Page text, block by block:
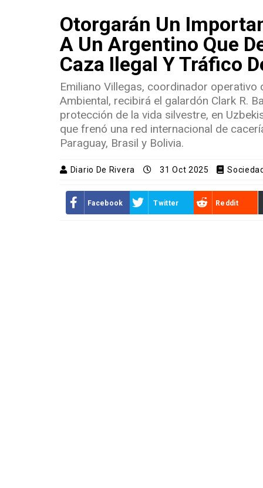
Otorgarán Un
A Un Argentino Que
Caza Ilegal Y Tráfico
Emiliano Villegas, coordinador
Ambiental, recibirá el galardón Clark R.
protección de la vida silvestre, en
que frenó una red internacional de
Paraguay, Brasil y Bolivia.
Diario De Rivera 31 Oct 2025
Facebook Twitter Reddit